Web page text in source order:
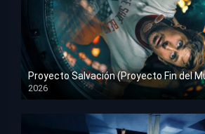
Proyecto Salvación (Proyecto Fin del
2026
HD 1080p